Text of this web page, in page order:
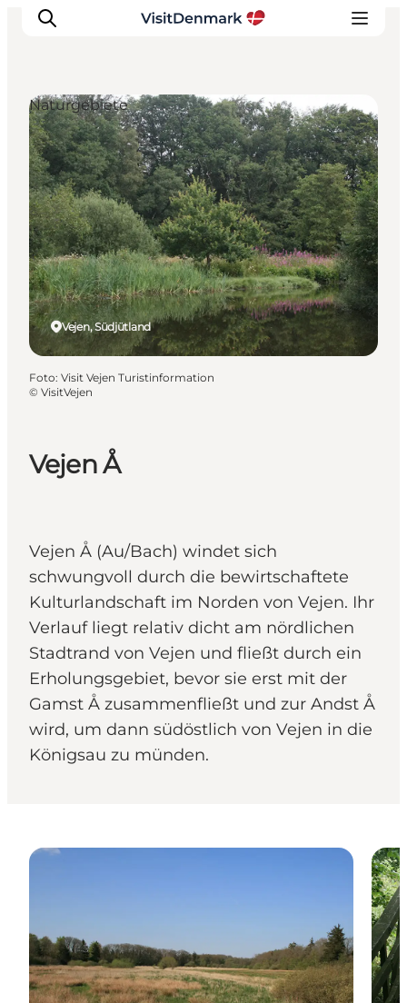
Inspiration
Regionen
Erlebnisse
Unterkünfte
Reiseplanung
Vejen Å
Vejen Å (Au/Bach) windet sich
schwungvoll durch die bewirtschaftete
Kulturlandschaft im Norden von Vejen. Ihr
Verlauf liegt relativ dicht am nördlichen
Stadtrand von Vejen und fließt durch ein
Erholungsgebiet, bevor sie erst mit der
Gamst Å zusammenfließt und zur Andst Å
wird, um dann südöstlich von Vejen in die
Königsau zu münden.
Vejen, Südjütland
Naturgebiete
Foto: Visit Vejen Turistinformation
© VisitVejen